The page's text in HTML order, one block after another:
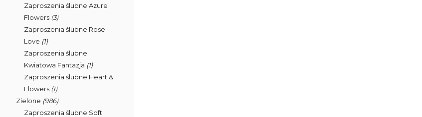
Zaproszenia ślubne Azure
Flowers (3)
Zaproszenia ślubne Rose
Love (1)
Zaproszenia ślubne
Kwiatowa Fantazja (1)
Zaproszenia ślubne Heart &
Flowers (1)
Zielone (986)
Zaproszenia ślubne Soft